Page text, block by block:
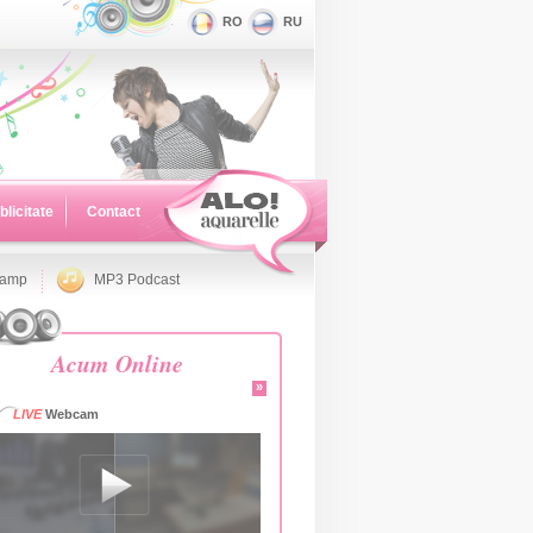
RO RU
Contact
MP3 Podcast
Acum Online
»
LIVEWebcam